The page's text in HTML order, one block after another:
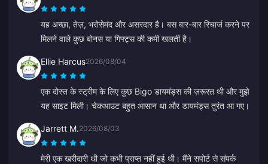
यह अच्छा, तेज़, भरोसेमंद और असरदार है। बस बार-बार रिचार्ज करने पर
मिलने वाले कुछ बोनस या गिफ्ट्स की कमी खलती है।
Ellie Harcus2026/08/04
एक दोस्त के स्ट्रीम के लिए कुछ Bigo डायमंड्स की ज़रूरत थी और मुझे
यह साइट मिली। चेकआउट बहुत आसान था और डायमंड्स तुरंत आ गए।
Jarrett M.2026/08/03
मेरी एक खरीदारी थी जो कभी प्राप्त नहीं हुई थी। मैंने सपोर्ट से संपर्क